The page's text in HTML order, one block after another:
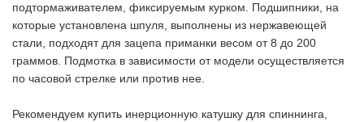
подтормаживателем, фиксируемым курком. Подшипники, на
которые установлена шпуля, выполнены из нержавеющей
стали, подходят для зацепа приманки весом от 8 до 200
граммов. Подмотка в зависимости от модели осуществляется
по часовой стрелке или против нее.
Рекомендуем купить инерционную катушку для спиннинга,